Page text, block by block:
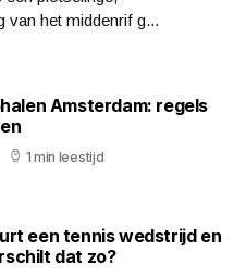
van het middenrif g...
Amsterdam: regels
1 min leestijd
een tennis wedstrijd en
dat zo?